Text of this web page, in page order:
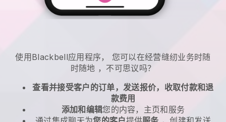
使用 Blackbell应用程序， 您可以在经营缝纫业务时随
时随地 ，不可思议吗？
查看并接受客户的订单，发送报价，收取付款和退
款费用
添加和编辑您的内容，主页和服务